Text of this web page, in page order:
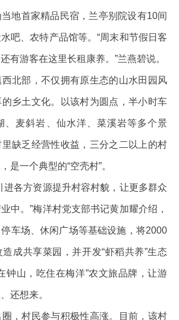
地首家精品民宿，兰亭别院设有10间
吧、农特产品馆等。“周末和节假日客
有游客在这里长租康养。”兰燕碧说。
北部，不仅拥有原生态的山水田园风
乡土文化。以该村为圆点，半小时车
、麦斜岩、仙水洋、菜溪岩等多个景
缺乏经营性收益，三分之二以上的村
是一个典型的“空壳村”。
进各方资源提升村容村貌，让更多群众
中。”梅洋村党支部书记黄加耀介绍，
车场、休闲广场等基础设施，将2000
成共享菜园，并开发“虾稻共养”生态
钟山，吃住在梅洋”农文旅品牌，让游
还想来。
，村民参与积极性高涨。目前，该村